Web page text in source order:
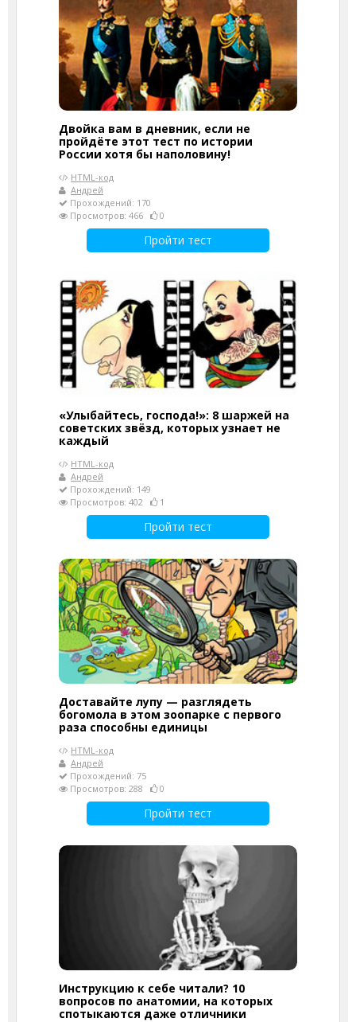
Двойка вам в дневник, если не
пройдёте этот тест по истории
России хотя бы наполовину!
HTML-код
Андрей
Прохождений: 170
Просмотров: 466
0
Пройти тест
«Улыбайтесь, господа!»: 8 шаржей на
советских звёзд, которых узнает не
каждый
HTML-код
Андрей
Прохождений: 149
Просмотров: 402
1
Пройти тест
Доставайте лупу — разглядеть
богомола в этом зоопарке с первого
раза способны единицы
HTML-код
Андрей
Прохождений: 75
Просмотров: 288
0
Пройти тест
Инструкцию к себе читали? 10
вопросов по анатомии, на которых
спотыкаются даже отличники